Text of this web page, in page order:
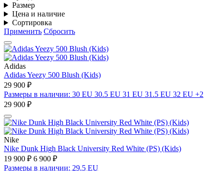
Размер
Цена и наличие
Сортировка
Применить Сбросить
Adidas
Adidas Yeezy 500 Blush (Kids)
29 900 ₽
Размеры в наличии: 30 EU 30.5 EU 31 EU 31.5 EU 32 EU +2
29 900 ₽
Nike
Nike Dunk High Black University Red White (PS) (Kids)
19 900 ₽ 6 900 ₽
Размеры в наличии: 29.5 EU